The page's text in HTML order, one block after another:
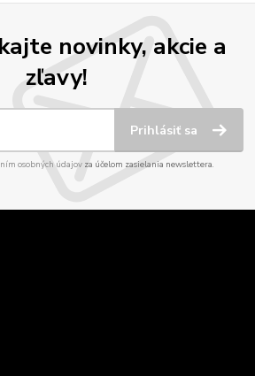
novinky, akcie a
zľavy!
Prihlásiť sa
osobných údajov za účelom zasielania newslettera.